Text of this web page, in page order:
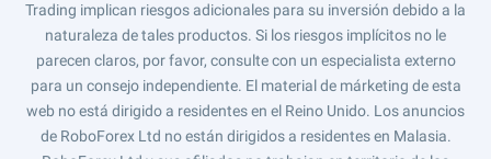
Trading implican riesgos adicionales para su inversión debido a la
naturaleza de tales productos. Si los riesgos implícitos no le
parecen claros, por favor, consulte con un especialista externo
para un consejo independiente. El material de márketing de esta
web no está dirigido a residentes en el Reino Unido. Los anuncios
de RoboForex Ltd no están dirigidos a residentes en Malasia.